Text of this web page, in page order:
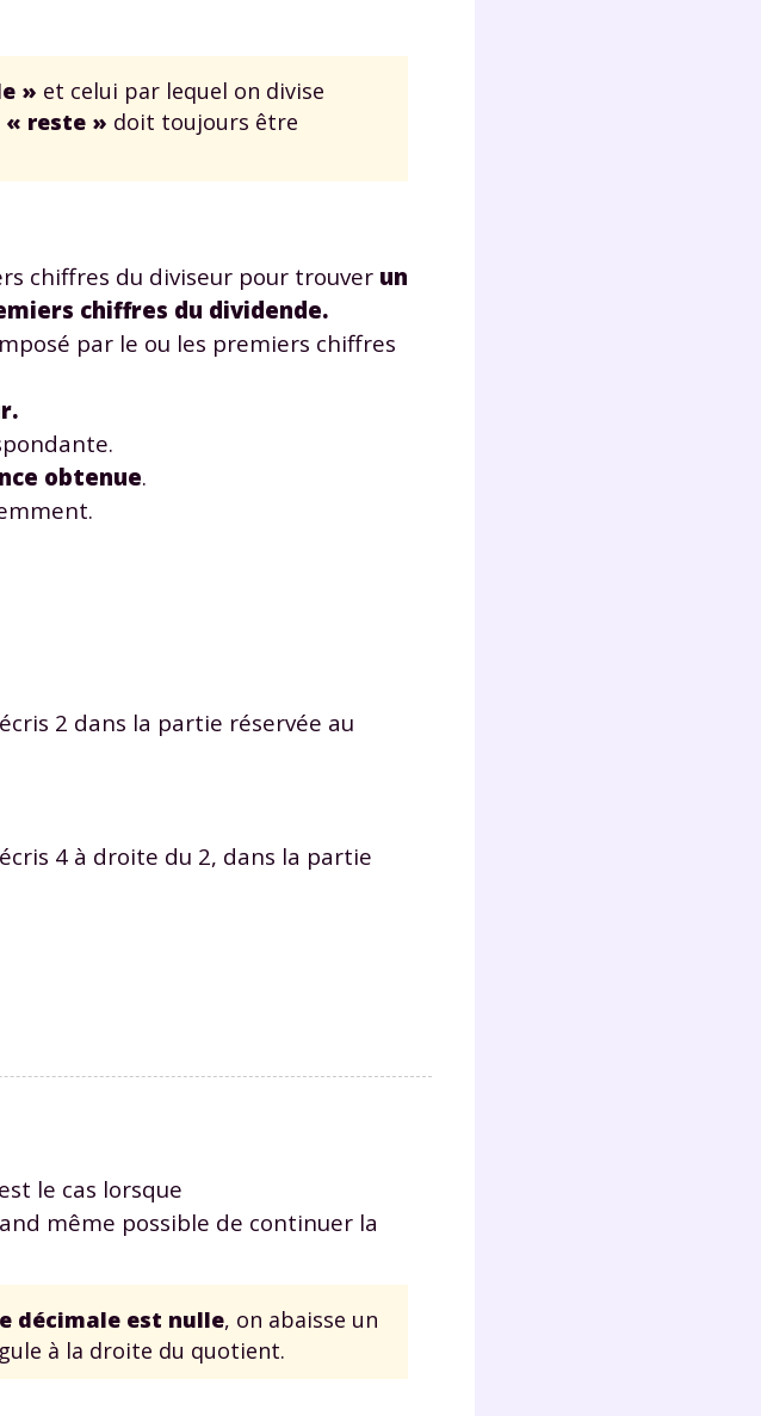
» et celui par lequel on divise
« reste » doit toujours être
chiffres du diviseur pour trouver un
chiffres du dividende.
par le ou les premiers chiffres
obtenue.
2 dans la partie réservée au
4 à droite du 2, dans la partie
le cas lorsque
même possible de continuer la
décimale est nulle, on abaisse un
à la droite du quotient.
et de
24h
scolaire !
Tout le programme scolaire